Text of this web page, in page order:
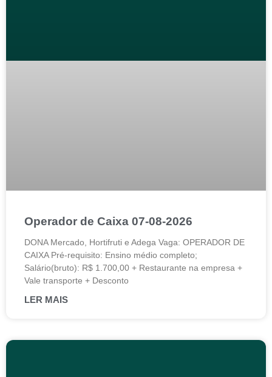
Operador de Caixa 07-08-2026
DONA Mercado, Hortifruti e Adega Vaga: OPERADOR DE
CAIXA Pré-requisito: Ensino médio completo;
Salário(bruto): R$ 1.700,00 + Restaurante na empresa +
Vale transporte + Desconto
LER MAIS